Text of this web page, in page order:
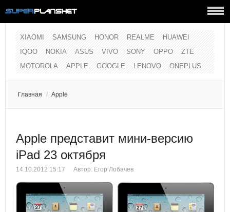
XIAOMI SAMSUNG HONOR REALME
HUAWEI
IQOO
NOKIA ASUS VIVO SONY OPPO
ZTE
MOTOROLA
APPLE GOOGLE LENOVO ONEPLUS
Главная / Apple
Apple представит мини-версию
iPad 23 октября
14.10.2012 15:17 Автор: Егор Лобачев